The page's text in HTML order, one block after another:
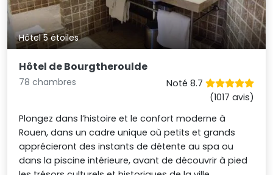
Hôtel 5 étoiles
Hôtel de Bourgtheroulde
78 chambres
Noté 8.7
(1017 avis)
Plongez dans l’histoire et le confort moderne à
Rouen, dans un cadre unique où petits et grands
apprécieront des instants de détente au spa ou
dans la piscine intérieure, avant de découvrir à pied